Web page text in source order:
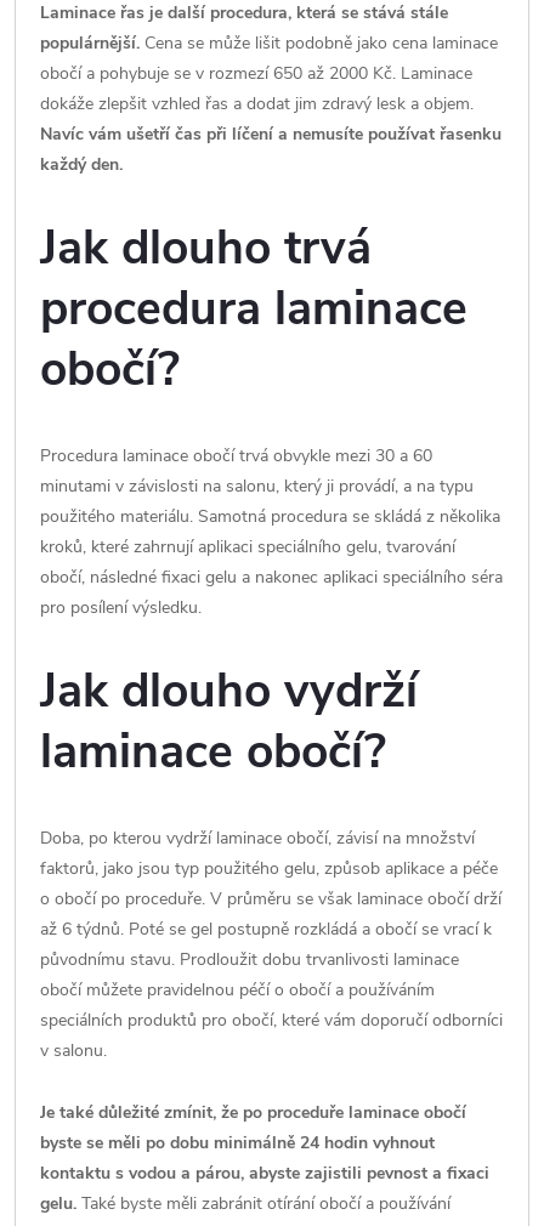
Laminace řas je další procedura, která se stává stále
populárnější. Cena se může lišit podobně jako cena laminace
obočí a pohybuje se v rozmezí 650 až 2000 Kč. Laminace
dokáže zlepšit vzhled řas a dodat jim zdravý lesk a objem.
Navíc vám ušetří čas při líčení a nemusíte používat řasenku
každý den.
Jak dlouho trvá
procedura laminace
obočí?
Procedura laminace obočí trvá obvykle mezi 30 a 60
minutami v závislosti na salonu, který ji provádí, a na typu
použitého materiálu. Samotná procedura se skládá z několika
kroků, které zahrnují aplikaci speciálního gelu, tvarování
obočí, následné fixaci gelu a nakonec aplikaci speciálního séra
pro posílení výsledku.
Jak dlouho vydrží
laminace obočí?
Doba, po kterou vydrží laminace obočí, závisí na množství
faktorů, jako jsou typ použitého gelu, způsob aplikace a péče
o obočí po proceduře. V průměru se však laminace obočí drží
až 6 týdnů. Poté se gel postupně rozkládá a obočí se vrací k
původnímu stavu. Prodloužit dobu trvanlivosti laminace
obočí můžete pravidelnou péčí o obočí a používáním
speciálních produktů pro obočí, které vám doporučí odborníci
v salonu.
Je také důležité zmínit, že po proceduře laminace obočí
byste se měli po dobu minimálně 24 hodin vyhnout
kontaktu s vodou a párou, abyste zajistili pevnost a fixaci
gelu. Také byste měli zabránit otírání obočí a používání